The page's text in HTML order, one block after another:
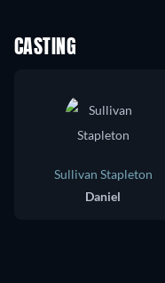
CASTING
Sullivan Stapleton
Daniel